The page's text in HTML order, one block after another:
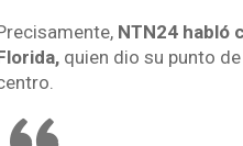
NTN24 habló
quien dio su punto